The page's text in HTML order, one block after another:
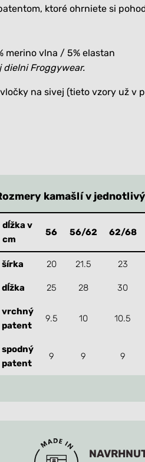
ktoré ohrniete si
merino vlna / 5% elastan
dielni Froggywear.
na sivej (tieto vzory už v
kamašlí v
dĺžka v
cm
56 56/62 62/68
šírka 20 21.5 23
dĺžka 25 28 30
vrchný
patent
9.5 10 10.5
spodný
patent
9 9 9